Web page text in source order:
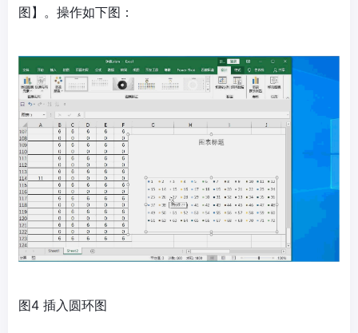
图】。操作如下图：
图4 插入圆环图